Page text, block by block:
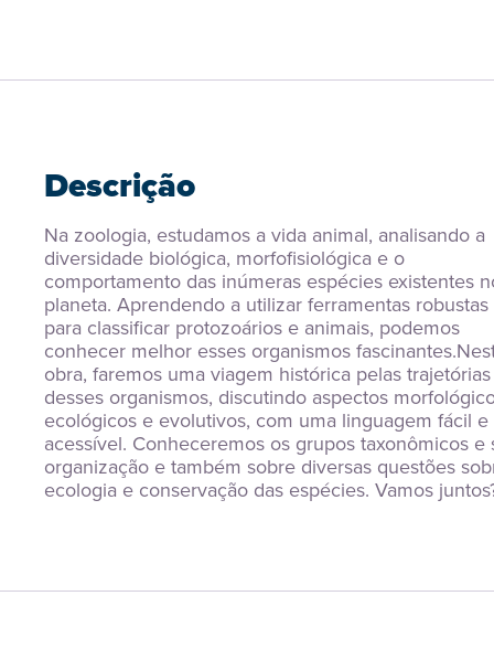
Descrição
Na zoologia, estudamos a vida animal, analisando a
diversidade biológica, morfofisiológica e o
comportamento das inúmeras espécies existentes
planeta. Aprendendo a utilizar ferramentas robustas
para classificar protozoários e animais, podemos
conhecer melhor esses organismos
obra, faremos uma viagem histórica pelas trajetórias
desses organismos, discutindo aspectos
ecológicos e evolutivos, com uma linguagem fácil e
acessível. Conheceremos os grupos taxonômicos e
organização e também sobre diversas questões
ecologia e conservação das espécies. Vamos